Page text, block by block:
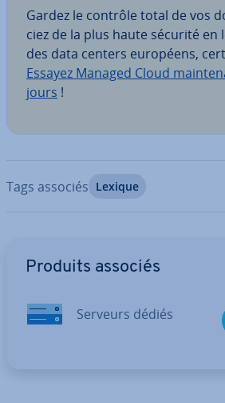
Gardez le contrôle total de vos
ciez de la plus haute sécurité en
des data centers européens,
Essayez Managed Cloud
jours !
Tags associés Lexique
Produits associés
Serveurs dédiés